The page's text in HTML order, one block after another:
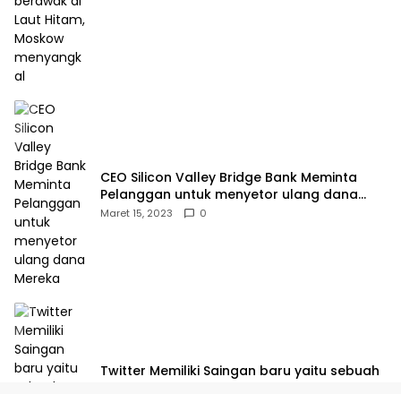
CEO Silicon Valley Bridge Bank Meminta
Pelanggan untuk menyetor ulang dana
Mereka
Maret 15, 2023 0
Twitter Memiliki Saingan baru yaitu sebuah